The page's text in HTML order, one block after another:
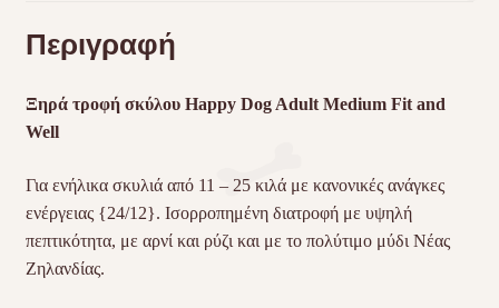
Περιγραφή
Ξηρά τροφή σκύλου Happy Dog Adult Medium Fit and
Well
Για ενήλικα σκυλιά από 11 – 25 κιλά με κανονικές ανάγκες
ενέργειας {24/12}. Ισορροπημένη διατροφή με υψηλή
πεπτικότητα, με αρνί και ρύζι και με το πολύτιμο μύδι Νέας
Ζηλανδίας.